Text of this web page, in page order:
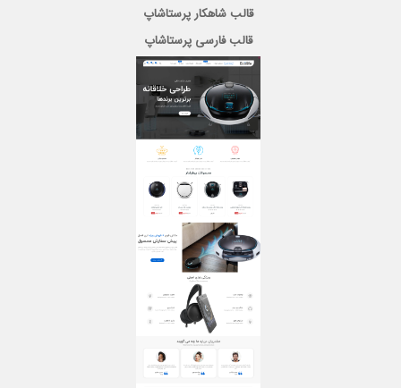
قالب شاهکار پرستاشاپ
قالب فارسی پرستاشاپ